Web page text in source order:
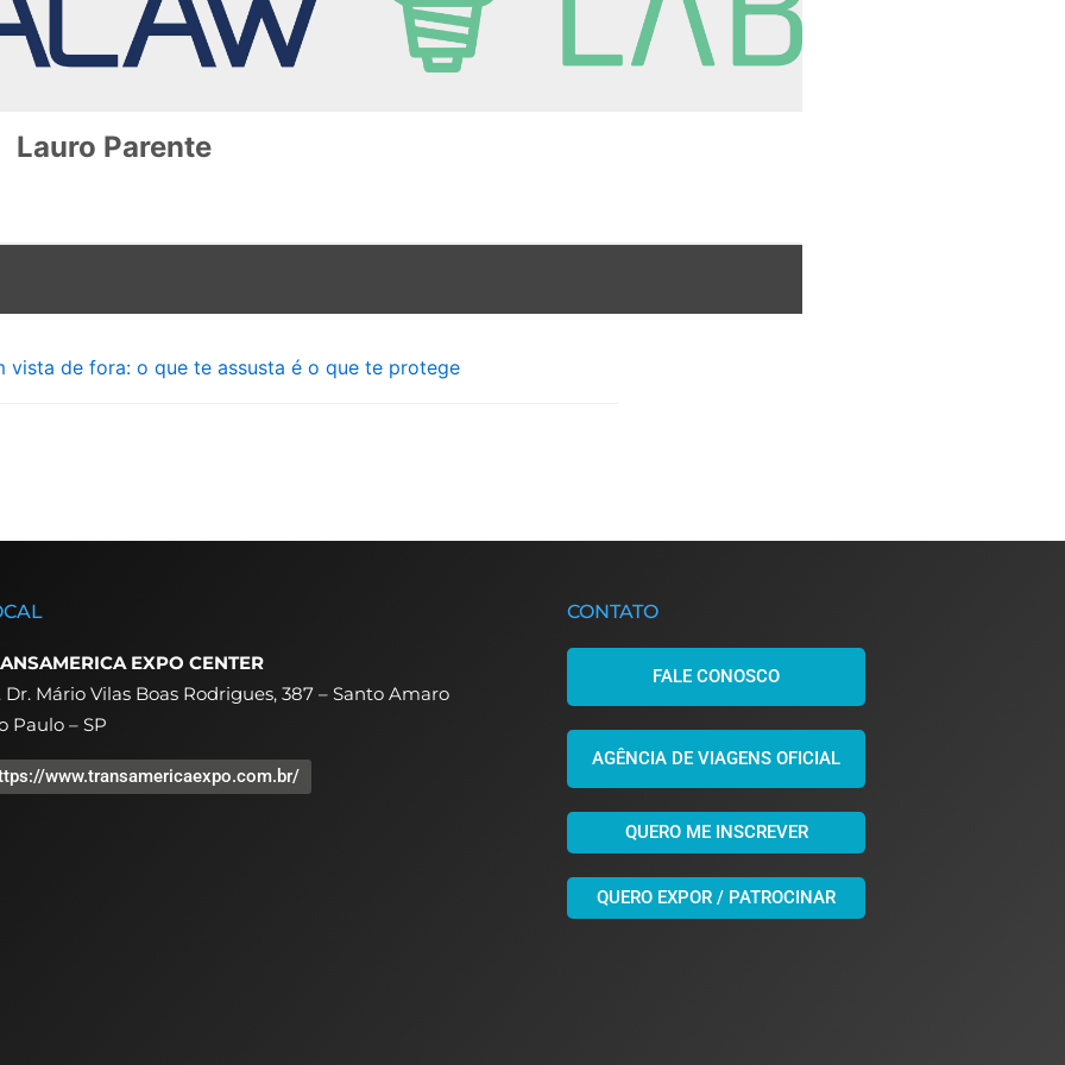
Lauro Parente
vista de fora: o que te assusta é o que te protege
EXPO CENTER
Dr. Mário Vilas Boas Rodrigues, 387 – Santo Amaro
Paulo – SP
www.transamericaexpo.com.br/
CONTATO
FALE CONOSCO
AGÊNCIA DE VIAGENS OFICIAL
QUERO ME INSCREVER
QUERO EXPOR / PATROCINAR